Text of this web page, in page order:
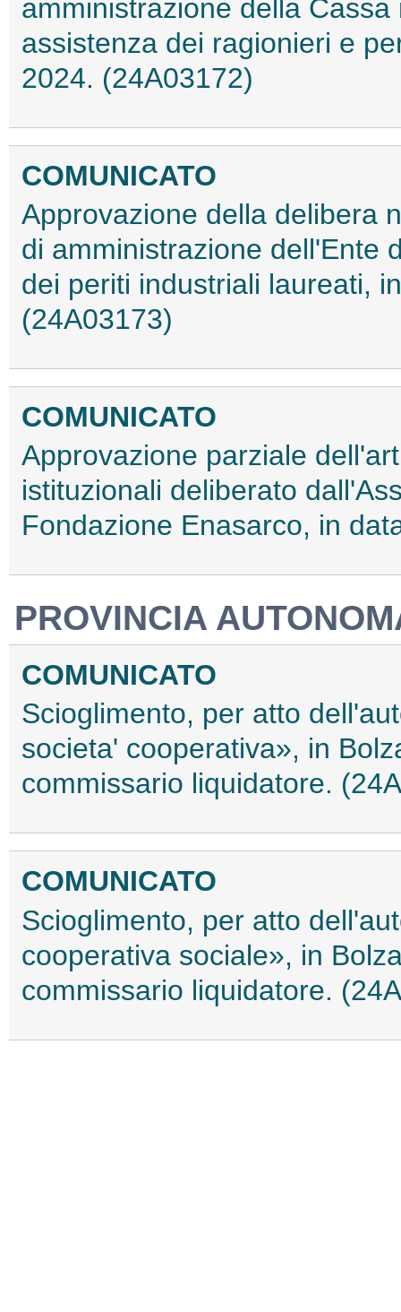
amministrazione della
assistenza dei ragionieri e
2024. (24A03172)
COMUNICATO
Approvazione della delibera
di amministrazione dell'Ente
dei periti industriali laureati,
(24A03173)
COMUNICATO
Approvazione parziale
istituzionali deliberato
Fondazione Enasarco, in
PROVINCIA
COMUNICATO
Scioglimento, per atto
societa' cooperativa», in
commissario liquidatore.
COMUNICATO
Scioglimento, per atto
cooperativa sociale», in
commissario liquidatore.